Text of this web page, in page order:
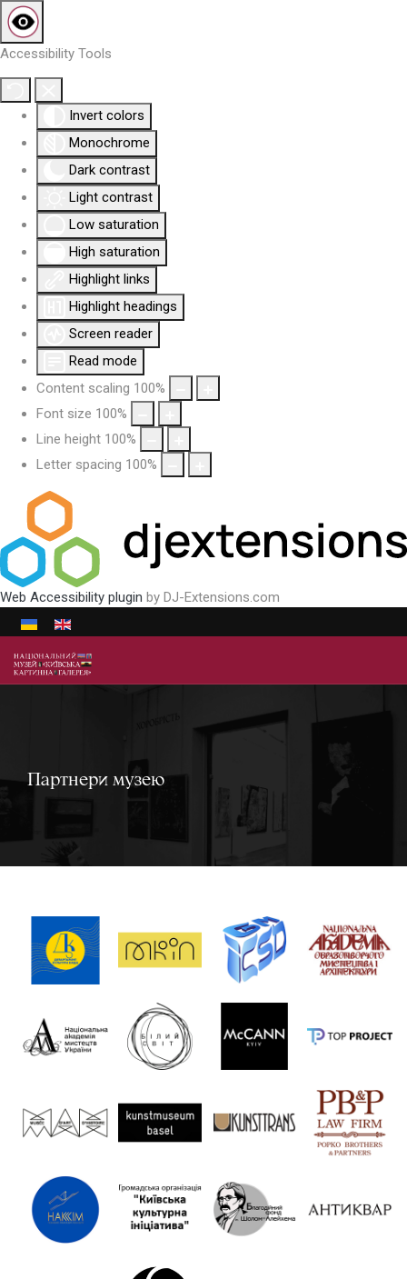
Accessibility Tools
Invert colors
Monochrome
Dark contrast
Light contrast
Low saturation
High saturation
Highlight links
Highlight headings
Screen reader
Read mode
Content scaling 100%
Font size 100%
Line height 100%
Letter spacing 100%
Web Accessibility plugin by DJ-Extensions.com
Виберіть свою мову
Партнери музею